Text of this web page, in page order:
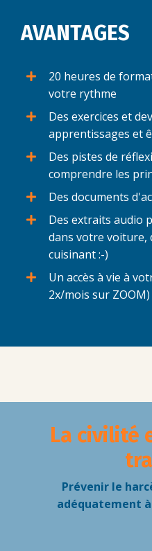
AVANTAGES
20 heures de
votre rythme
Des exercices et
apprentissages et
Des pistes de
comprendre les
Des documents
Des extraits audio
dans votre voiture,
cuisinant :-)
Un accès à vie à
2x/mois sur ZOOM)
La civilité
Prévenir le
adéquatement